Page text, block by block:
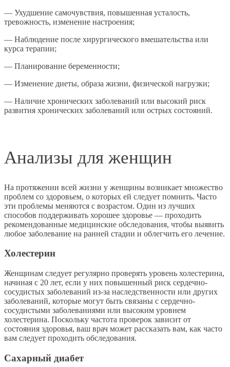
— Ухудшение самочувствия, повышенная усталость,
тревожность, изменение настроения;
— Наблюдение после хирургического вмешательства или
курса терапии;
— Планирование беременности;
— Изменение диеты, образа жизни, физической нагрузки;
— Наличие хронических заболеваний или высокий риск
развития хронических заболеваний или острых состояний.
Анализы для женщин
На протяжении всей жизни у женщины возникает множество
проблем со здоровьем, о которых ей следует помнить. Часто
эти проблемы меняются с возрастом. Один из лучших
способов поддерживать хорошее здоровье — проходить
рекомендованные медицинские обследования, чтобы выявить
любое заболевание на ранней стадии и облегчить его лечение.
Холестерин
Женщинам следует регулярно проверять уровень холестерина,
начиная с 20 лет, если у них повышенный риск сердечно-
сосудистых заболеваний из-за наследственности или других
заболеваний, которые могут быть связаны с сердечно-
сосудистыми заболеваниями или высоким уровнем
холестерина. Поскольку частота проверок зависит от
состояния здоровья, ваш врач может рассказать вам, как часто
вам следует проходить обследования.
Сахарный диабет